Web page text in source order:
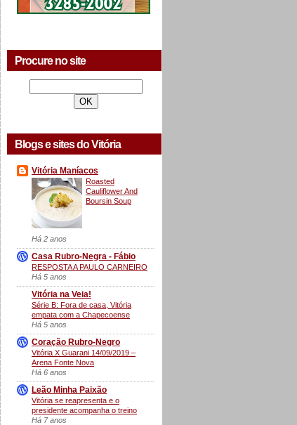
Procure no site
Blogs e sites do Vitória
Vitória Maníacos
Roasted
Cauliflower And
Boursin Soup
Há 2 anos
Casa Rubro-Negra - Fábio
RESPOSTA A PAULO CARNEIRO
Há 5 anos
Vitória na Veia!
Série B: Fora de casa, Vitória
empata com a Chapecoense
Há 5 anos
Coração Rubro-Negro
Vitória X Guarani 14/09/2019 –
Arena Fonte Nova
Há 6 anos
Leão Minha Paixão
Vitória se reapresenta e o
presidente acompanha o treino
Há 7 anos